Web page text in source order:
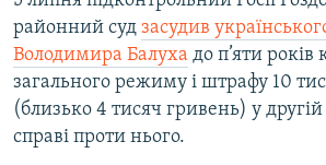
районний суд засудив
Володимира Балуха до п’яти років
загального режиму і штрафу 10
(близько 4 тисяч гривень) у
справі проти нього.